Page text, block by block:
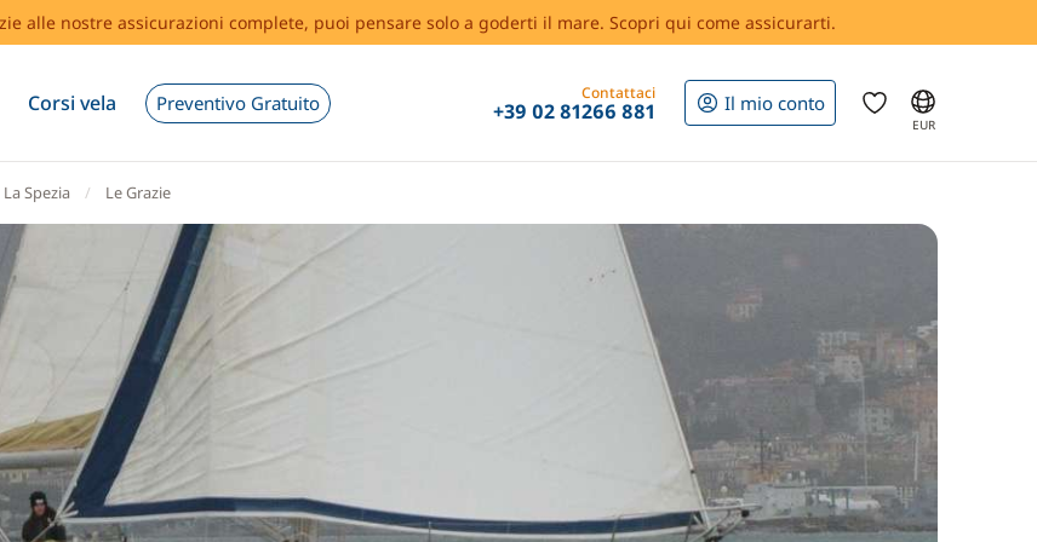
alle nostre assicurazioni complete, puoi pensare solo a goderti il mare. Scopri qui come assicurarti.
Corsi vela Preventivo Gratuito Contattaci
+39 02 81266 881 Il mio conto
EUR
La Spezia Le Grazie